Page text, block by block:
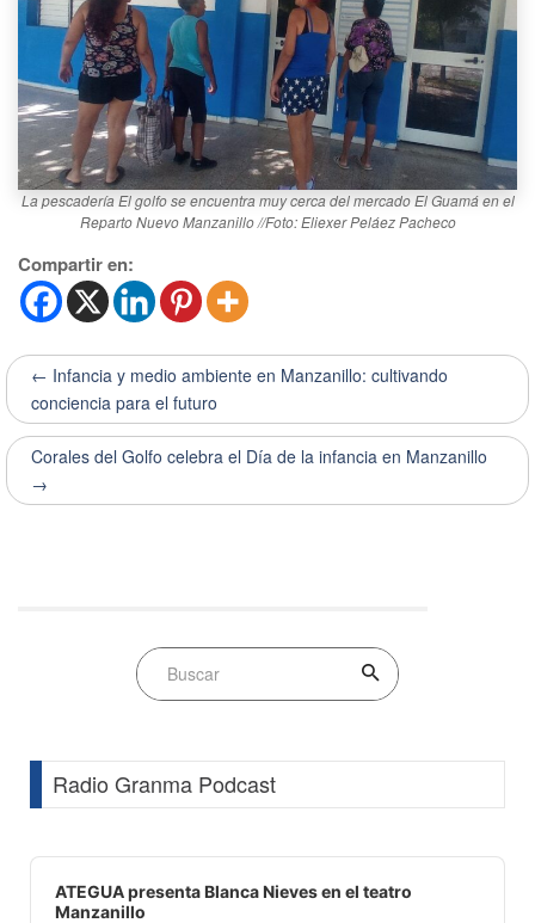
La pescadería El golfo se encuentra muy cerca del mercado El Guamá en el
Reparto Nuevo Manzanillo //Foto: Eliexer Peláez Pacheco
Compartir en:
← Infancia y medio ambiente en Manzanillo: cultivando
conciencia para el futuro
Corales del Golfo celebra el Día de la infancia en Manzanillo
→
Radio Granma Podcast
Audio
Player
ATEGUA presenta Blanca Nieves en el teatro
Manzanillo